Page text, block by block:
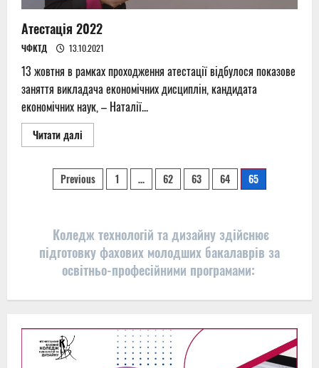
Атестація 2022
ЧФКТД 13.10.2021
13 жовтня в рамках проходження атестації відбулося показове
заняття викладача економічних дисциплін, кандидата
економічних наук, – Наталії...
Читати далі
more
2022
Пагінація
Previous 1 … 62 63 64 65
Коледж технологій та дизайну здійснює
підготовку фахових молодших бакалаврів за
освітньо-професійними програмами: